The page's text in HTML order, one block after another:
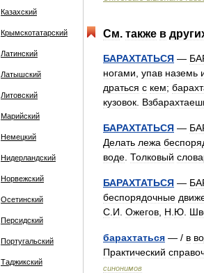
Казахский
Крымскотатарский
Латинский
Латышский
Литовский
Марийский
Немецкий
Нидерландский
Норвежский
Осетинский
Персидский
Португальский
Таджикский
См. также в
БАРАХТАТЬСЯ —
ногами упав наземь
драться с кем;
кузовок
БАРАХТАТЬСЯ —
Делать лежа
воде Толковый
БАРАХТАТЬСЯ —
беспорядочные
С И Ожегов Н Ю
барахтаться — / в
Практический
синонимов